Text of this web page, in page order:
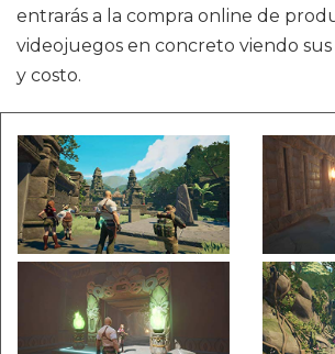
entrarás a la compra online de
videojuegos en concreto viendo
y costo.